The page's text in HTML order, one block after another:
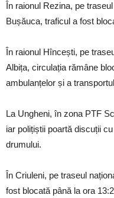
În raionul Rezina, pe
Bușăuca, traficul a fost
În raionul Hîncești, pe
Albița, circulația rămâne
ambulanțelor și a
La Ungheni, în zona PTF
iar polițiștii poartă discuții
drumului.
În Criuleni, pe traseul
fost blocată până la ora